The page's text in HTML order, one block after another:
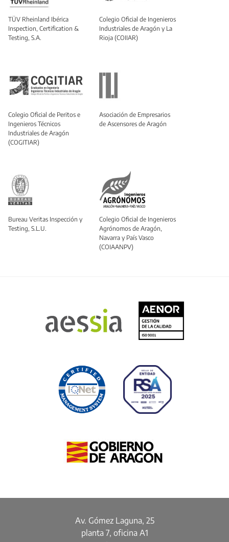
TÜV Rheinland Ibérica
Inspection, Certification &
Testing, S.A.
Colegio Oficial de Ingenieros
Industriales de Aragón y La
Rioja (COIIAR)
Colegio Oficial de Peritos e
Ingenieros Técnicos
Industriales de Aragón
(COGITIAR)
Asociación de Empresarios
de Ascensores de Aragón
Bureau Veritas Inspección y
Testing, S.L.U.
Colegio Oficial de Ingenieros
Agrónomos de Aragón,
Navarra y País Vasco
(COIAANPV)
Av. Gómez Laguna, 25
planta 7, oficina A1